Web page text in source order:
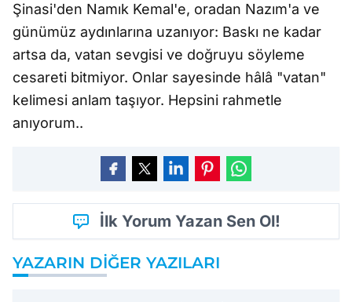
Şinasi'den Namık Kemal'e, oradan Nazım'a ve
günümüz aydınlarına uzanıyor: Baskı ne kadar
artsa da, vatan sevgisi ve doğruyu söyleme
cesareti bitmiyor. Onlar sayesinde hâlâ "vatan"
kelimesi anlam taşıyor. Hepsini rahmetle
anıyorum..
İlk Yorum Yazan Sen Ol!
YAZARIN DIĞER YAZILARI